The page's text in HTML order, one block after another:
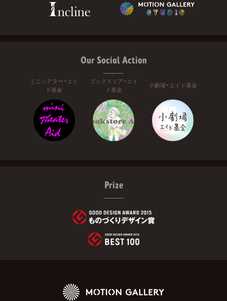
Our Social Action
ミニシアター・エイ
ド基金
ブックストア・エイ
ド基金
小劇場・エイド基金
Prize